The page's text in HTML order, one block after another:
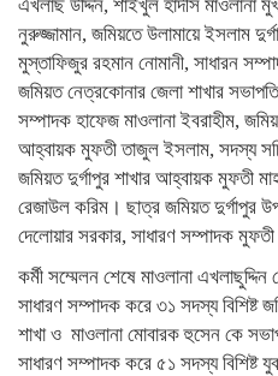
এখলাছ উদ্দিন, শাইখুল হাদীস মাওলানা
নুরুজ্জামান, জমিয়তে উলামায়ে ইসলাম
মুস্তাফিজুর রহমান নোমানী, সাধারন
জমিয়ত নেত্রকোনার জেলা শাখার
সম্পাদক হাফেজ মাওলানা ইবরাহীম,
আহ্বায়ক মুফতী তাজুল ইসলাম, সদস্য
জমিয়ত দুর্গাপুর শাখার আহ্বায়ক মুফতী
রেজাউল করিম। ছাত্র জমিয়ত দুর্গাপুর
দেলোয়ার সরকার, সাধারণ সম্পাদক মুফতী
কর্মী সম্মেলন শেষে মাওলানা
সাধারণ সম্পাদক করে ৩১ সদস্য বিশিষ্ট
শাখা ও মাওলানা মোবারক হুসেন কে
সাধারণ সম্পাদক করে ৫১ সদস্য বিশিষ্ট